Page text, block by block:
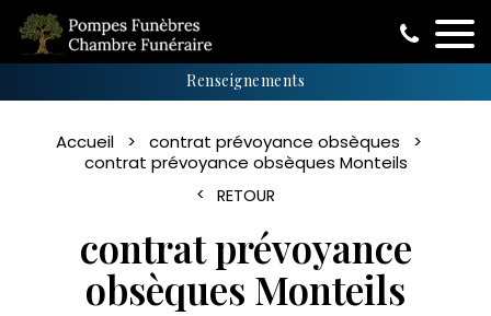
Renseignements
Accueil
contrat prévoyance obsèques
contrat prévoyance obsèques Monteils
RETOUR
contrat prévoyance
obsèques Monteils